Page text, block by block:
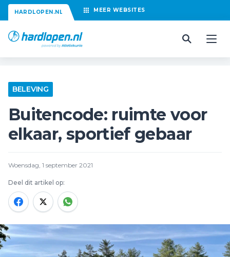
HARDLOPEN.NL MEER WEBSITES
BELEVING
Buitencode: ruimte voor
elkaar, sportief gebaar
Woensdag, 1 september 2021
Deel dit artikel op: